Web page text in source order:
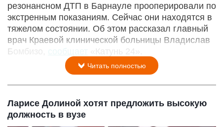
резонансном ДТП в Барнауле прооперировали по
экстренным показаниям. Сейчас они находятся в
тяжелом состоянии. Об этом рассказал главный
врач Краевой клинической больницы Владислав
Бомбизо,
сообщает «Катунь 24».
Читать полностью
Ларисе Долиной хотят предложить высокую
должность в вузе